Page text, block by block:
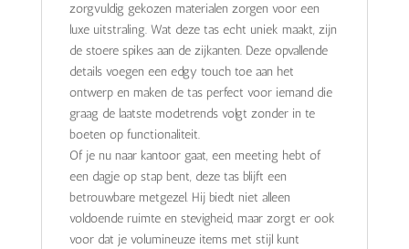
zorgvuldig gekozen materialen zorgen voor een
luxe uitstraling. Wat deze tas echt uniek maakt, zijn
de stoere spikes aan de zijkanten. Deze opvallende
details voegen een edgy touch toe aan het
ontwerp en maken de tas perfect voor iemand die
graag de laatste modetrends volgt zonder in te
boeten op functionaliteit.
Of je nu naar kantoor gaat, een meeting hebt of
een dagje op stap bent, deze tas blijft een
betrouwbare metgezel. Hij biedt niet alleen
voldoende ruimte en stevigheid, maar zorgt er ook
voor dat je volumineuze items met stijl kunt